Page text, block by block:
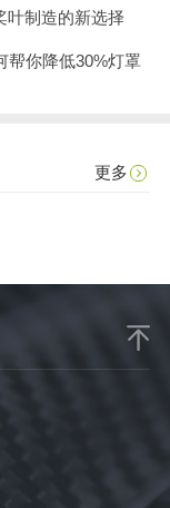
叶制造的新选择
帮你降低30%灯罩
更多